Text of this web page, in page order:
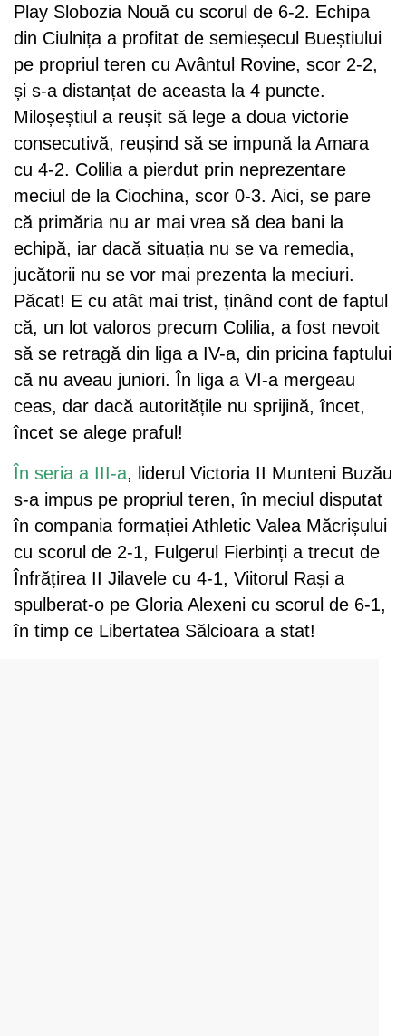
Play Slobozia Nouă cu scorul de 6-2. Echipa
din Ciulnița a profitat de semieșecul Bueștiului
pe propriul teren cu Avântul Rovine, scor 2-2,
și s-a distanțat de aceasta la 4 puncte.
Miloșeștiul a reușit să lege a doua victorie
consecutivă, reușind să se impună la Amara
cu 4-2. Colilia a pierdut prin neprezentare
meciul de la Ciochina, scor 0-3. Aici, se pare
că primăria nu ar mai vrea să dea bani la
echipă, iar dacă situația nu se va remedia,
jucătorii nu se vor mai prezenta la meciuri.
Păcat! E cu atât mai trist, ținând cont de faptul
că, un lot valoros precum Colilia, a fost nevoit
să se retragă din liga a IV-a, din pricina faptului
că nu aveau juniori. În liga a VI-a mergeau
ceas, dar dacă autoritățile nu sprijină, încet,
încet se alege praful!
În seria a III-a, liderul Victoria II Munteni Buzău
s-a impus pe propriul teren, în meciul disputat
în compania formației Athletic Valea Măcrișului
cu scorul de 2-1, Fulgerul Fierbinți a trecut de
Înfrățirea II Jilavele cu 4-1, Viitorul Rași a
spulberat-o pe Gloria Alexeni cu scorul de 6-1,
în timp ce Libertatea Sălcioara a stat!